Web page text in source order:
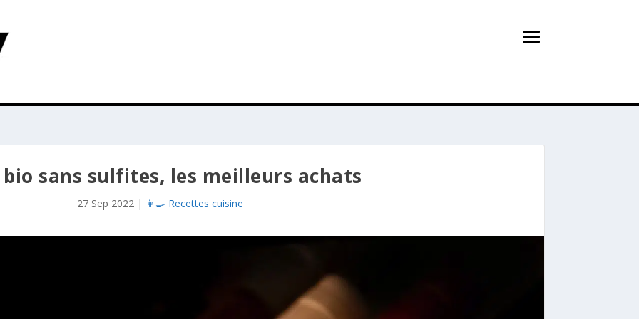
sans sulfites, les meilleurs achats
27 Sep 2022| 👩‍🍳 Recettes cuisine